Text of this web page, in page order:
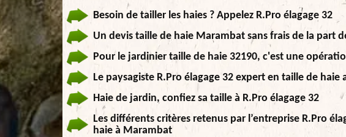
Besoin de tailler les haies ? Appelez R.Pro élagage 32
Un devis taille de haie Marambat sans frais de la part
Pour le jardinier taille de haie 32190, c'est une
Le paysagiste R.Pro élagage 32 expert en taille de
Haie de jardin, confiez sa taille à R.Pro élagage 32
Les différents critères retenus par l’entreprise R.Pro
haie à Marambat